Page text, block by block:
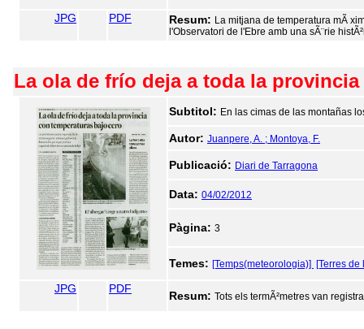
JPG PDF Resum: La mitjana de temperatura mÃ
l'Observatori de l'Ebre amb una sÃ¨rie
La ola de frío deja a toda la
Subtitol: En las cimas de las montañas
Autor: Juanpere, A. ; Montoya, F.
Publicació: Diari de Tarragona
Data: 04/02/2012
Pàgina: 3
Temes: [Temps(meteorologia)] [Terres de
JPG PDF
Resum: Tots els termÃ²metres van